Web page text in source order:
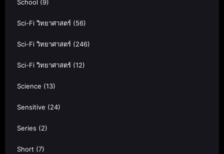
School (9)
Sci-Fi วิทยาศาสตร์ (56)
Sci-Fi วิทยาศาสตร์ (246)
Sci-Fi วิทยาศาสตร์ (12)
Science (13)
Sensitive (24)
Series (2)
Short (7)